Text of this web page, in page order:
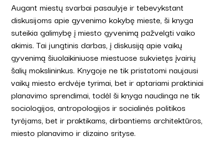
Augant miestų svarbai pasaulyje ir tebevykstant
diskusijoms apie gyvenimo kokybę mieste, ši knyga
suteikia galimybę į miesto gyvenimą pažvelgti vaiko
akimis. Tai jungtinis darbas, į diskusiją apie vaikų
gyvenimą šiuolaikiniuose miestuose sukvietęs įvairių
šalių mokslininkus. Knygoje ne tik pristatomi naujausi
vaikų miesto erdvėje tyrimai, bet ir aptariami praktiniai
planavimo sprendimai, todėl ši knyga naudinga ne tik
sociologijos, antropologijos ir socialinės politikos
tyrėjams, bet ir praktikams, dirbantiems architektūros,
miesto planavimo ir dizaino srityse.